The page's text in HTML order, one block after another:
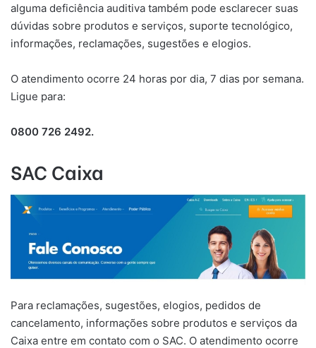
alguma deficiência auditiva também pode esclarecer suas
dúvidas sobre produtos e serviços, suporte tecnológico,
informações, reclamações, sugestões e elogios.
O atendimento ocorre 24 horas por dia, 7 dias por semana.
Ligue para:​
0800 726 2492.
SAC Caixa
Para reclamações, sugestões, elogios, pedidos de
cancelamento, informações sobre produtos e serviços da
Caixa entre em contato com o SAC. O atendimento ocorre